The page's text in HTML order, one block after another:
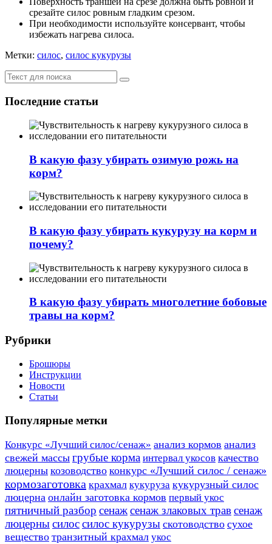
срезайте силос ровным гладким срезом.
При необходимости используйте консервант, чтобы
избежать нагрева силоса.
Метки: силос, силос кукурузы
Последние статьи
В какую фазу убирать озимую рожь на
корм?
В какую фазу убирать кукурузу на корм и
почему?
В какую фазу убирать многолетние бобовые
травы на корм?
Рубрики
Брошюры
Инструкции
Новости
Статьи
Популярные метки
Конкурс «Лучший силос/сенаж» анализ кормов анализ
свежей массы грубые корма интервал укосов качество
люцерны козоводство конкурс «Лучший силос / сенаж»
кормозаготовка крахмал кукуруза кукурузный силос
люцерна онлайн заготовка кормов первый укос
пятничный разбор сенажсенаж злаковых травсенаж
люцернысилоссилос кукурузы скотоводство сухое
вещество транзитный крахмал укос